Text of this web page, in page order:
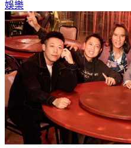
娛樂